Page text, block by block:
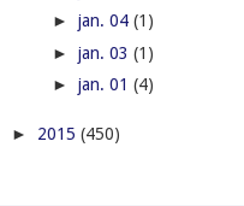
► jan. 04 (1)
► jan. 03 (1)
► jan. 01 (4)
► 2015 (450)